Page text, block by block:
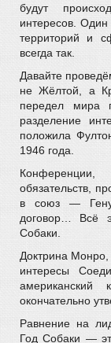
будут
интересов.
территорий и
всегда так.
Давайте
не Жёлтой, а
передел мира
разделение
положила
1946 года.
Конференции,
обязательств,
в союз —
договор… Всё
Собаки.
Доктрина
интересы
американский
окончательно
Равнение на
Год Собаки —